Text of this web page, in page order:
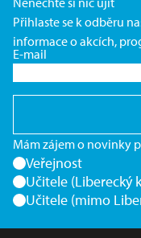
Přihlaste se k odběru
informace o akcích,
E-mail
Mám zájem o novinky
Veřejnost
Učitele (Liberecký
Učitele (mimo